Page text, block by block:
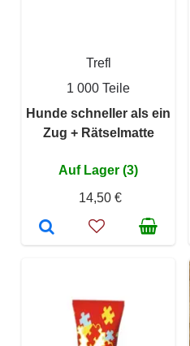
Trefl
1 000 Teile
Hunde schneller als ein
Zug + Rätselmatte
Auf Lager (3)
14,50 €